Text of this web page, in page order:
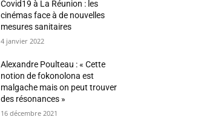
Covid19 à La Réunion : les
cinémas face à de nouvelles
mesures sanitaires
4 janvier 2022
Alexandre Poulteau : « Cette
notion de fokonolona est
malgache mais on peut trouver
des résonances »
16 décembre 2021